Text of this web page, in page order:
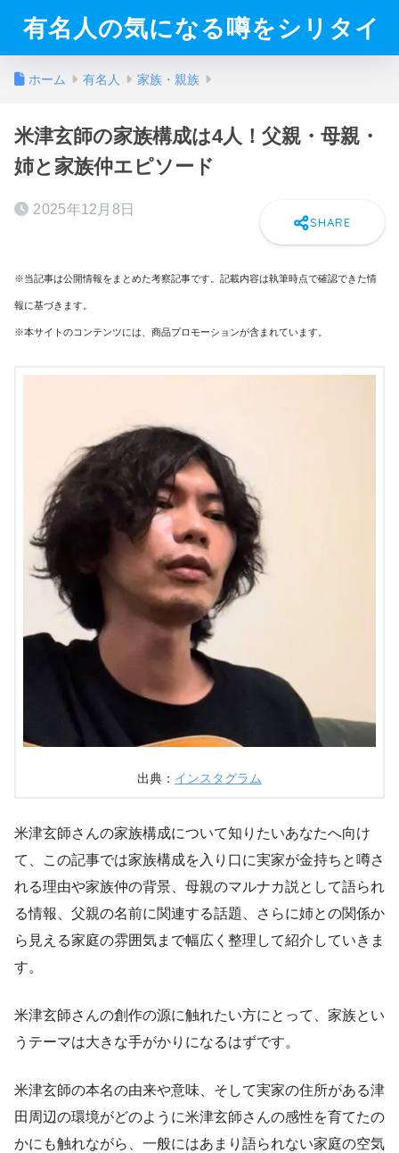
有名人の気になる噂をシリタイ
ホーム 有名人 家族・親族
米津玄師の家族構成は4人！父親・母親・
姉と家族仲エピソード
2025年12月8日
※当記事は公開情報をまとめた考察記事です。記載内容は執筆時点で確認できた情
報に基づきます。
※本サイトのコンテンツには、商品プロモーションが含まれています。
出典： インスタグラム
米津玄師さんの家族構成について知りたいあなたへ向け
て、この記事では家族構成を入り口に実家が金持ちと噂さ
れる理由や家族仲の背景、母親のマルナカ説として語られ
る情報、父親の名前に関連する話題、さらに姉との関係か
ら見える家庭の雰囲気まで幅広く整理して紹介していきま
す。
米津玄師さんの創作の源に触れたい方にとって、家族とい
うテーマは大きな手がかりになるはずです。
米津玄師の本名の由来や意味、そして実家の住所がある津
田周辺の環境がどのように米津玄師さんの感性を育てたの
かにも触れながら、一般にはあまり語られない家庭の空気